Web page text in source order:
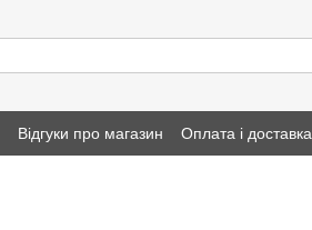
Відгуки про магазин Оплата і доставка